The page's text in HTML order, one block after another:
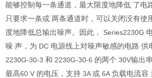
能够控制每一条通道，最大限度地降低 了电
只要求一条或 两条通道时，可以关闭没有使
度地降低总输出噪声。因此，
Series2230G
噪 声，为 DC 电源线上对噪声敏感的电路 供
2230G-30-3和 2230G-30-6 的两个 30V输出
最高60 V 的电压，支持 3A或 6A负载电流容